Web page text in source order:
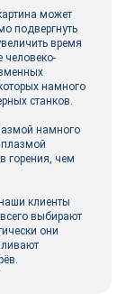
может
подвергнуть
время
человеко-
намного
станков.
намного
горения, чем
клиенты
выбирают
они